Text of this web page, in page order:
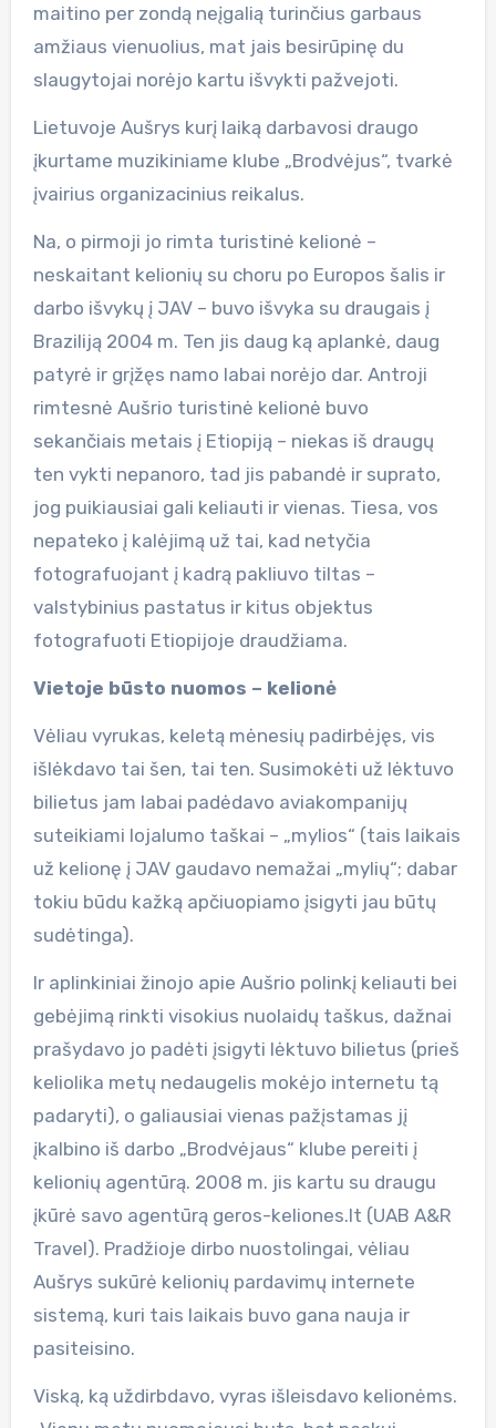
maitino per zondą neįgalią turinčius garbaus
amžiaus vienuolius, mat jais besirūpinę du
slaugytojai norėjo kartu išvykti pažvejoti.
Lietuvoje Aušrys kurį laiką darbavosi draugo
įkurtame muzikiniame klube „Brodvėjus“, tvarkė
įvairius organizacinius reikalus.
Na, o pirmoji jo rimta turistinė kelionė –
neskaitant kelionių su choru po Europos šalis ir
darbo išvykų į JAV – buvo išvyka su draugais į
Braziliją 2004 m. Ten jis daug ką aplankė, daug
patyrė ir grįžęs namo labai norėjo dar. Antroji
rimtesnė Aušrio turistinė kelionė buvo
sekančiais metais į Etiopiją – niekas iš draugų
ten vykti nepanoro, tad jis pabandė ir suprato,
jog puikiausiai gali keliauti ir vienas. Tiesa, vos
nepateko į kalėjimą už tai, kad netyčia
fotografuojant į kadrą pakliuvo tiltas –
valstybinius pastatus ir kitus objektus
fotografuoti Etiopijoje draudžiama.
Vietoje būsto nuomos – kelionė
Vėliau vyrukas, keletą mėnesių padirbėjęs, vis
išlėkdavo tai šen, tai ten. Susimokėti už lėktuvo
bilietus jam labai padėdavo aviakompanijų
suteikiami lojalumo taškai – „mylios“ (tais laikais
už kelionę į JAV gaudavo nemažai „mylių“; dabar
tokiu būdu kažką apčiuopiamo įsigyti jau būtų
sudėtinga).
Ir aplinkiniai žinojo apie Aušrio polinkį keliauti bei
gebėjimą rinkti visokius nuolaidų taškus, dažnai
prašydavo jo padėti įsigyti lėktuvo bilietus (prieš
keliolika metų nedaugelis mokėjo internetu tą
padaryti), o galiausiai vienas pažįstamas jį
įkalbino iš darbo „Brodvėjaus“ klube pereiti į
kelionių agentūrą. 2008 m. jis kartu su draugu
įkūrė savo agentūrą geros-keliones.lt (UAB A&R
Travel). Pradžioje dirbo nuostolingai, vėliau
Aušrys sukūrė kelionių pardavimų internete
sistemą, kuri tais laikais buvo gana nauja ir
pasiteisino.
Viską, ką uždirbdavo, vyras išleisdavo kelionėms.